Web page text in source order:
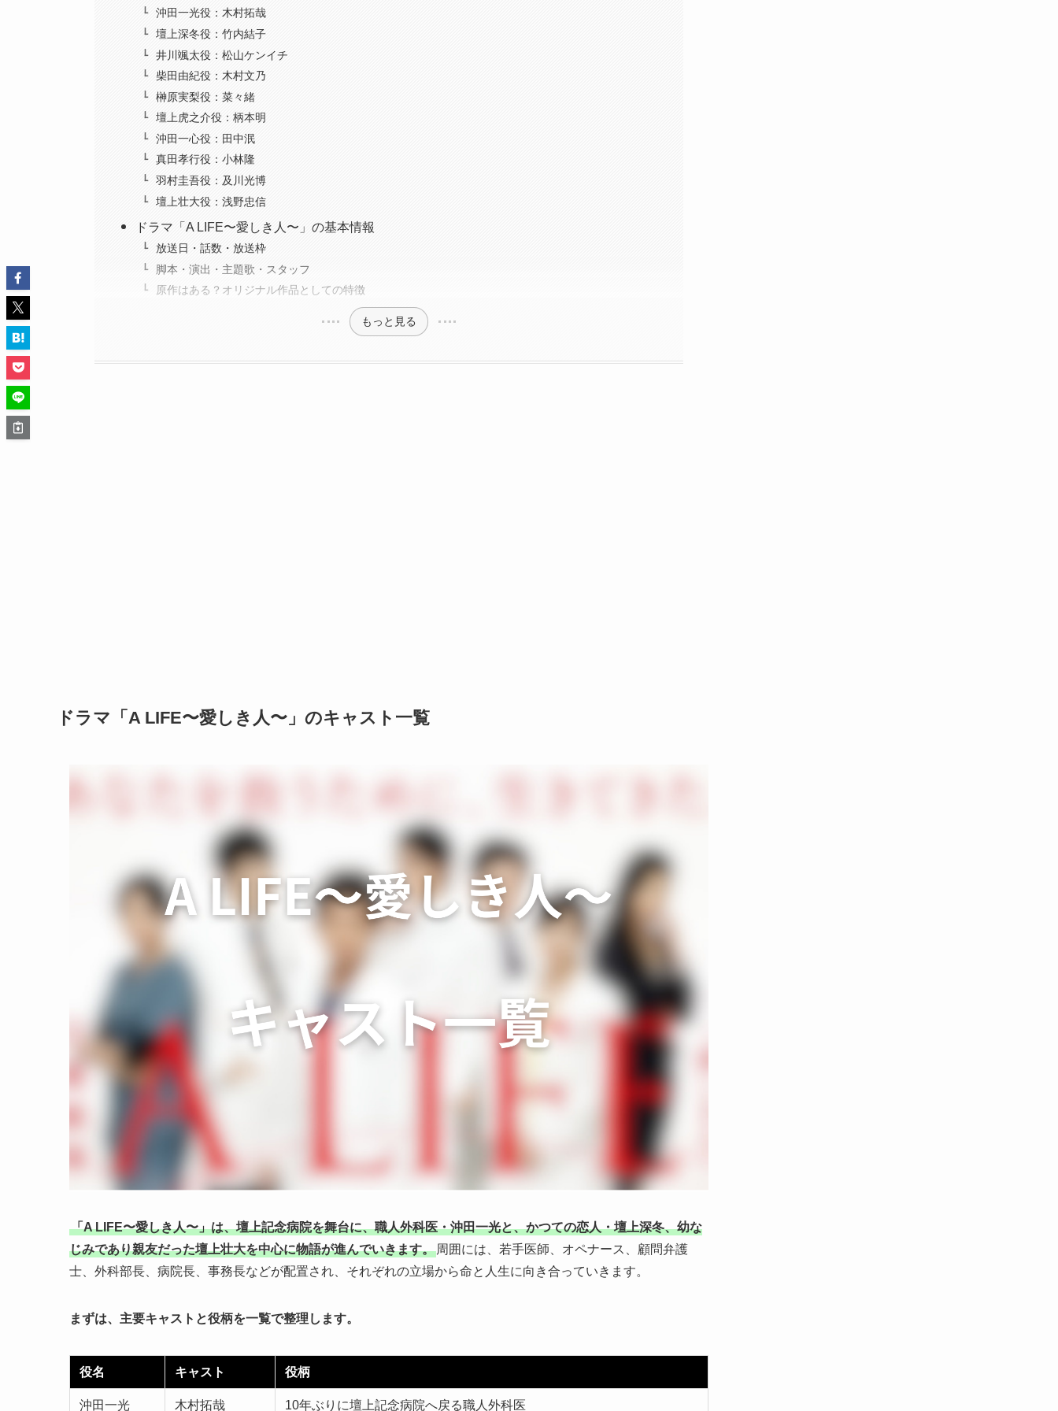
沖田一光役：木村拓哉
壇上深冬役：竹内結子
井川颯太役：松山ケンイチ
柴田由紀役：木村文乃
榊原実梨役：菜々緒
壇上虎之介役：柄本明
沖田一心役：田中泯
真田孝行役：小林隆
羽村圭吾役：及川光博
壇上壮大役：浅野忠信
ドラマ「A LIFE〜愛しき人〜」の基本情報
放送日・話数・放送枠
脚本・演出・主題歌・スタッフ
原作はある？オリジナル作品としての特徴
もっと見る
ドラマ「A LIFE〜愛しき人〜」のキャスト一覧
「A LIFE〜愛しき人〜」は、壇上記念病院を舞台に、職人外科医・沖田一光と、かつての恋人・壇上深冬、幼な
じみであり親友だった壇上壮大を中心に物語が進んでいきます。 周囲には、若手医師、オペナース、顧問弁護
士、外科部長、病院長、事務長などが配置され、それぞれの立場から命と人生に向き合っていきます。
まずは、主要キャストと役柄を一覧で整理します。
役名 キャスト 役柄
沖田一光 木村拓哉 10年ぶりに壇上記念病院へ戻る職人外科医